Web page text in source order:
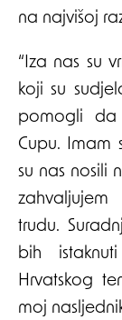
na najvišoj
“Iza nas su
koji su
pomogli da
Cupu. Imam
su nas nosili
trudu.
bih
Hrvatskog
moj